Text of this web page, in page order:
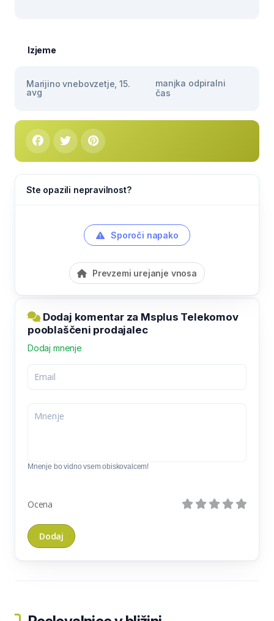
Izjeme
Marijino vnebovzetje, 15.
avg
manjka odpiralni
čas
Ste opazili nepravilnost?
Sporoči napako
Prevzemi urejanje vnosa
Dodaj komentar za Msplus Telekomov
pooblaščeni prodajalec
Dodaj mnenje
Mnenje bo vidno vsem obiskovalcem!
Ocena